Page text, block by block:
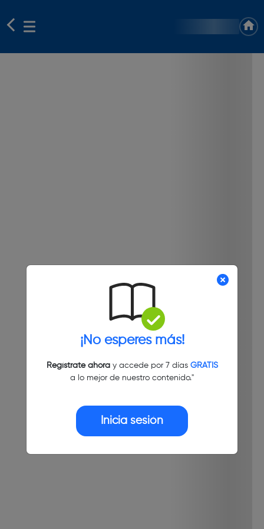
¡No esperes más!
Regístrate ahoray accede por 7 días GRATIS
a lo mejor de nuestro contenido."
Inicia sesión